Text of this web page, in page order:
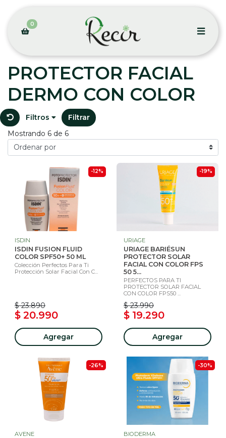
0
PROTECTOR FACIAL
DERMO CON COLOR
Filtros
Filtrar
Mostrando 6 de 6
-12%
ISDIN
ISDIN FUSION FLUID
COLOR SPF50+ 50 ML
Colección Perfectos Para Ti
Protección Solar Facial Con C...
$ 23.890
$ 20.990
Agregar
-19%
URIAGE
URIAGE BARIÉSUN
PROTECTOR SOLAR
FACIAL CON COLOR FPS
50 5...
PERFECTOS PARA TI
PROTECTOR SOLAR FACIAL
CON COLOR FPS50 ...
$ 23.990
$ 19.290
Agregar
-26%
AVENE
-30%
BIODERMA